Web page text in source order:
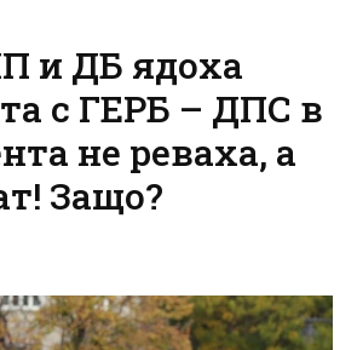
и ДБ ядоха
с ГЕРБ – ДПС в
не реваха, а
Защо?